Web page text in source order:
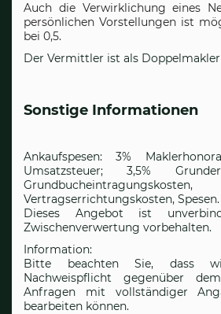
Auch die Verwirklichung eines
persönlichen Vorstellungen ist
bei 0,5.
Der Vermittler ist als
Sonstige Informationen
Ankaufspesen: 3%
Umsatzsteuer; 3,5%
Grundbucheintragungskosten,
Vertragserrichtungskosten, Spesen.
Dieses Angebot ist
Zwischenverwertung vorbehalten.
Information:
Bitte beachten Sie, dass
Nachweispflicht gegenüber
Anfragen mit vollständiger
bearbeiten können.